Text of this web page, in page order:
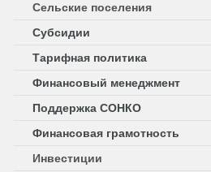
Сельские поселения
Субсидии
Тарифная политика
Финансовый менеджмент
Поддержка СОНКО
Финансовая грамотность
Инвестиции